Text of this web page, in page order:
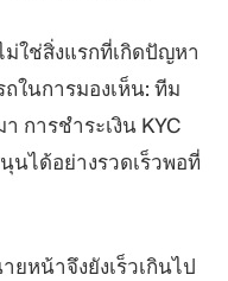
ใช่สิ่งแรกที่เกิดปัญหา
ในการมองเห็น: ทีม
การชำระเงิน KYC
ได้อย่างรวดเร็วพอที่
หน้าจึงยังเร็วเกินไป